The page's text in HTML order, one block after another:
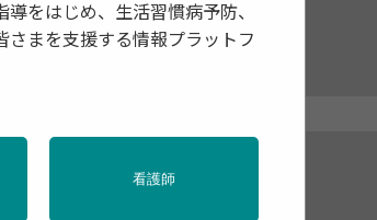
をはじめ、生活習慣病予防、
さまを支援する情報プラットフ
看護師